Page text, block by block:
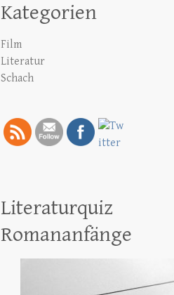
Kategorien
Film
Literatur
Schach
Literaturquiz
Romananfänge